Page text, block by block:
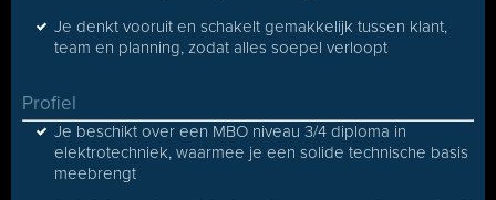
Je denkt vooruit en schakelt gemakkelijk tussen klant,
team en planning, zodat alles soepel verloopt
Profiel
Je beschikt over een MBO niveau 3/4 diploma in
elektrotechniek, waarmee je een solide technische basis
meebrengt